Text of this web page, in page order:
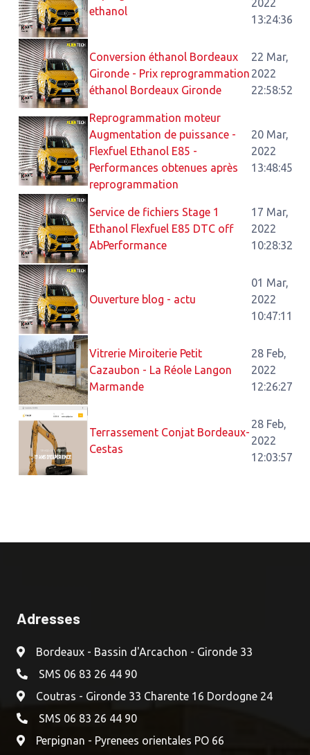
ethanol
2022
13:24:36
Conversion éthanol Bordeaux
Gironde - Prix reprogrammation
éthanol Bordeaux Gironde
22 Mar,
2022
22:58:52
Reprogrammation moteur
Augmentation de puissance -
Flexfuel Ethanol E85 -
Performances obtenues après
reprogrammation
20 Mar,
2022
13:48:45
Service de fichiers Stage 1
Ethanol Flexfuel E85 DTC off
AbPerformance
17 Mar,
2022
10:28:32
Ouverture blog - actu
01 Mar,
2022
10:47:11
Vitrerie Miroiterie Petit
Cazaubon - La Réole Langon
Marmande
28 Feb,
2022
12:26:27
Terrassement Conjat Bordeaux-
Cestas
28 Feb,
2022
12:03:57
Adresses
Bordeaux - Bassin d'Arcachon - Gironde 33
SMS 06 83 26 44 90
Coutras - Gironde 33 Charente 16 Dordogne 24
SMS 06 83 26 44 90
Perpignan - Pyrenees orientales PO 66